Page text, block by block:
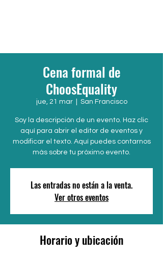
Cena formal de
ChoosEquality
jue, 21 mar
  |
San Francisco
Soy la descripción de un evento. Haz clic
aquí para abrir el editor de eventos y
modificar el texto. Aquí puedes contarnos
más sobre tu próximo evento.
Las entradas no están a la venta.
Ver otros eventos
Horario y ubicación